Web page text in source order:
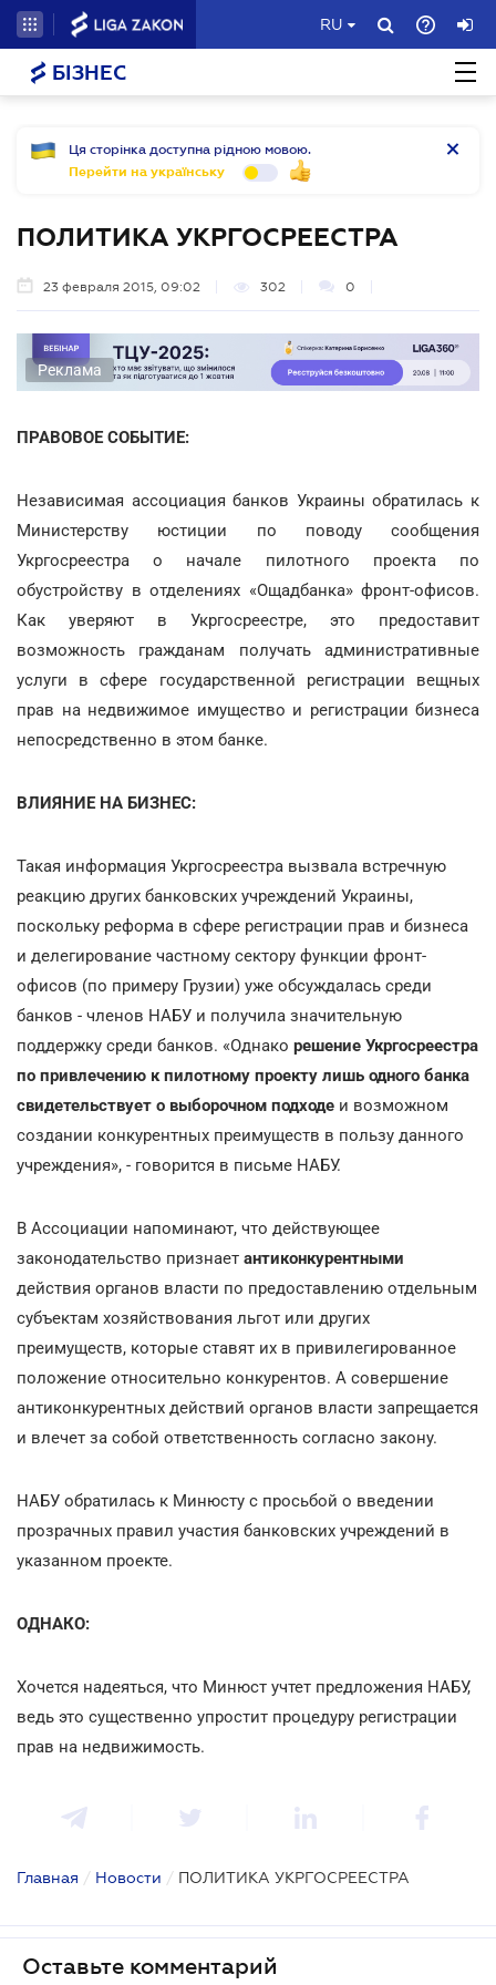
RU
БІЗНЕС
Ця сторінка доступна рідною мовою.
Перейти на українську
ПОЛИТИКА УКРГОСРЕЕСТРА
23 февраля 2015, 09:02 302 0
Реклама
ПРАВОВОЕ СОБЫТИЕ:
Независимая ассоциация банков Украины обратилась к
Министерству юстиции по поводу сообщения
Укргосреестра о начале пилотного проекта по
обустройству в отделениях «Ощадбанка» фронт-офисов.
Как уверяют в Укргосреестре, это предоставит
возможность гражданам получать административные
услуги в сфере государственной регистрации вещных
прав на недвижимое имущество и регистрации бизнеса
непосредственно в этом банке.
ВЛИЯНИЕ НА БИЗНЕС:
Такая информация Укргосреестра вызвала встречную
реакцию других банковских учреждений Украины,
поскольку реформа в сфере регистрации прав и бизнеса
и делегирование частному сектору функции фронт-
офисов (по примеру Грузии) уже обсуждалась среди
банков - членов НАБУ и получила значительную
поддержку среди банков. «Однако решение Укргосреестра
по привлечению к пилотному проекту лишь одного банка
свидетельствует о выборочном подходе и возможном
создании конкурентных преимуществ в пользу данного
учреждения», - говорится в письме НАБУ.
В Ассоциации напоминают, что действующее
законодательство признает антиконкурентными
действия органов власти по предоставлению отдельным
субъектам хозяйствования льгот или других
преимуществ, которые ставят их в привилегированное
положение относительно конкурентов. А совершение
антиконкурентных действий органов власти запрещается
и влечет за собой ответственность согласно закону.
НАБУ обратилась к Минюсту с просьбой о введении
прозрачных правил участия банковских учреждений в
указанном проекте.
ОДНАКО:
Хочется надеяться, что Минюст учтет предложения НАБУ,
ведь это существенно упростит процедуру регистрации
прав на недвижимость.
Главная / Новости / ПОЛИТИКА УКРГОСРЕЕСТРА
Оставьте комментарий